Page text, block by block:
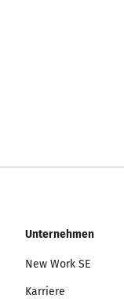
Unternehmen
New Work SE
Karriere